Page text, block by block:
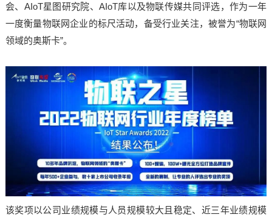
会、AIoT星图研究院、AIoT库以及物联传媒共同评选，作为一年
一度衡量物联网企业的标尺活动，备受行业关注，被誉为“物联网
领域的奥斯卡”。
该奖项以公司业绩规模与人员规模较大且稳定、近三年业绩规模